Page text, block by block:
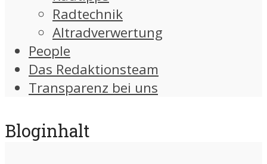
Radtechnik
Altradverwertung
People
Das Redaktionsteam
Transparenz bei uns
Bloginhalt